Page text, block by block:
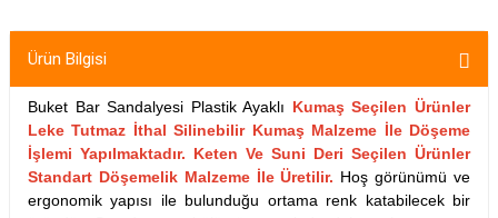
Ürün Bilgisi
Buket Bar Sandalyesi Plastik Ayaklı Kumaş Seçilen Ürünler
Leke Tutmaz İthal Silinebilir Kumaş Malzeme İle Döşeme
İşlemi Yapılmaktadır. Keten Ve Suni Deri Seçilen Ürünler
Standart Döşemelik Malzeme İle Üretilir. Hoş görünümü ve
ergonomik yapısı ile bulunduğu ortama renk katabilecek bir